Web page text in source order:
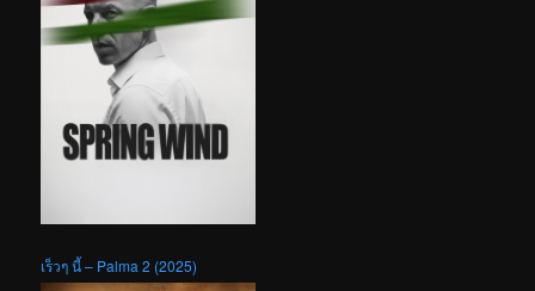
เร็วๆ นี้ – Palma 2 (2025)